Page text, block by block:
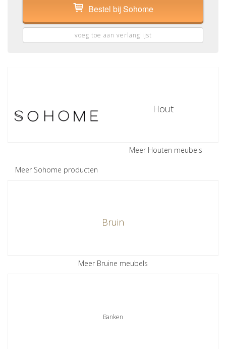
Bestel bij Sohome
voeg toe aan verlanglijst
Meer Sohome producten
Hout
Meer Houten meubels
Bruin
Meer Bruine meubels
Banken